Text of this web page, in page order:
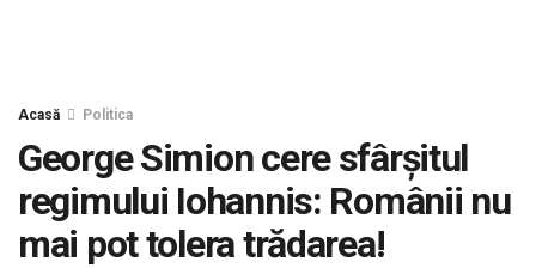
Acasă Politica
George Simion cere sfârșitul
regimului Iohannis: Românii nu
mai pot tolera trădarea!